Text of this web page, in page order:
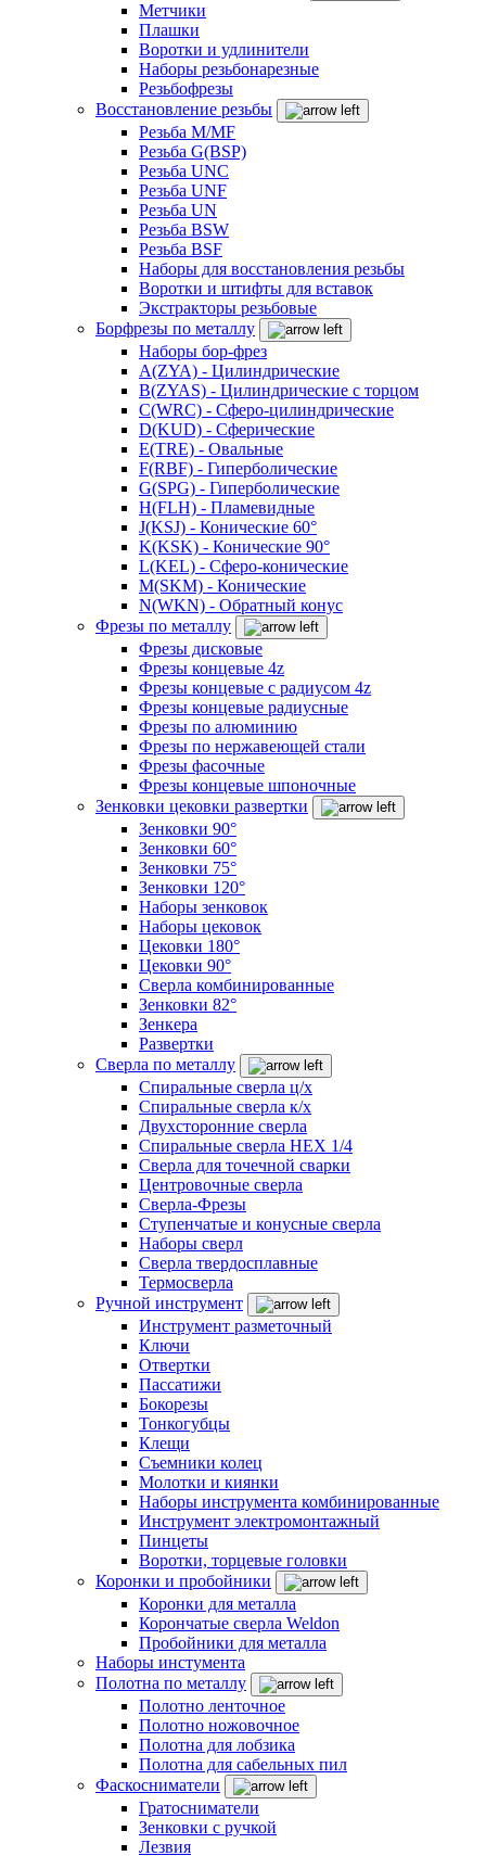
Метчики
Плашки
Воротки и удлинители
Наборы резьбонарезные
Резьбофрезы
Восстановление резьбы
Резьба M/MF
Резьба G(BSP)
Резьба UNC
Резьба UNF
Резьба UN
Резьба BSW
Резьба BSF
Наборы для восстановления резьбы
Воротки и штифты для вставок
Экстракторы резьбовые
Борфрезы по металлу
Наборы бор-фрез
A(ZYA) - Цилиндрические
B(ZYAS) - Цилиндрические с торцом
C(WRC) - Сферо-цилиндрические
D(KUD) - Сферические
E(TRE) - Овальные
F(RBF) - Гиперболические
G(SPG) - Гиперболические
H(FLH) - Пламевидные
J(KSJ) - Конические 60°
K(KSK) - Конические 90°
L(KEL) - Сферо-конические
M(SKM) - Конические
N(WKN) - Обратный конус
Фрезы по металлу
Фрезы дисковые
Фрезы концевые 4z
Фрезы концевые с радиусом 4z
Фрезы концевые радиусные
Фрезы по алюминию
Фрезы по нержавеющей стали
Фрезы фасочные
Фрезы концевые шпоночные
Зенковки цековки развертки
Зенковки 90°
Зенковки 60°
Зенковки 75°
Зенковки 120°
Наборы зенковок
Наборы цековок
Цековки 180°
Цековки 90°
Сверла комбинированные
Зенковки 82°
Зенкера
Развертки
Сверла по металлу
Спиральные сверла ц/х
Спиральные сверла к/х
Двухсторонние сверла
Спиральные сверла HEX 1/4
Сверла для точечной сварки
Центровочные сверла
Сверла-Фрезы
Ступенчатые и конусные сверла
Наборы сверл
Сверла твердосплавные
Термосверла
Ручной инструмент
Инструмент разметочный
Ключи
Отвертки
Пассатижи
Бокорезы
Тонкогубцы
Клещи
Съемники колец
Молотки и киянки
Наборы инструмента комбинированные
Инструмент электромонтажный
Пинцеты
Воротки, торцевые головки
Коронки и пробойники
Коронки для металла
Корончатые сверла Weldon
Пробойники для металла
Наборы инстумента
Полотна по металлу
Полотно ленточное
Полотно ножовочное
Полотна для лобзика
Полотна для сабельных пил
Фаскосниматели
Гратосниматели
Зенковки с ручкой
Лезвия